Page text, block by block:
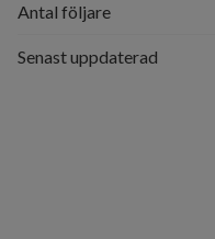
Antal följare
Senast uppdaterad